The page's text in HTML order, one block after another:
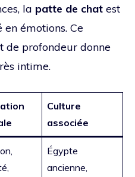
la patte de chat est
émotions. Ce
de profondeur donne
intime.
Culture
associée
Égypte
ancienne,